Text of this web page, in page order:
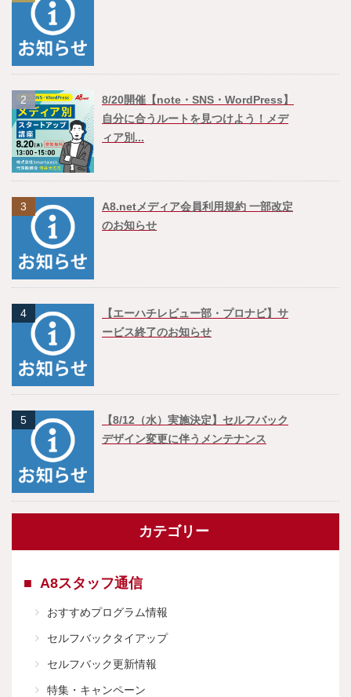
2
8/20開催【note・SNS・WordPress】
自分に合うルートを見つけよう！メデ
ィア別...
3
A8.netメディア会員利用規約 一部改定
のお知らせ
4
【エーハチレビュー部・プロナビ】サ
ービス終了のお知らせ
5
【8/12（水）実施決定】セルフバック
デザイン変更に伴うメンテナンス
カテゴリー
A8スタッフ通信
おすすめプログラム情報
セルフバックタイアップ
セルフバック更新情報
特集・キャンペーン